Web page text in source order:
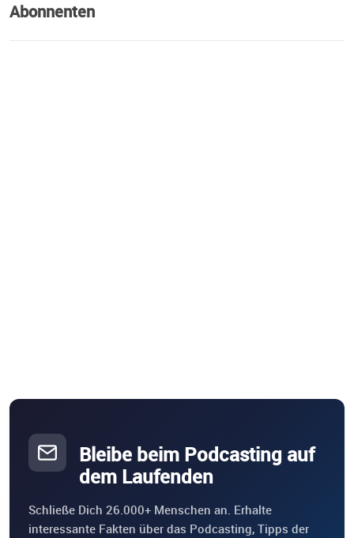
Abonnenten
Bleibe beim Podcasting auf
dem Laufenden
Schließe Dich 26.000+ Menschen an. Erhalte
interessante Fakten über das Podcasting, Tipps der